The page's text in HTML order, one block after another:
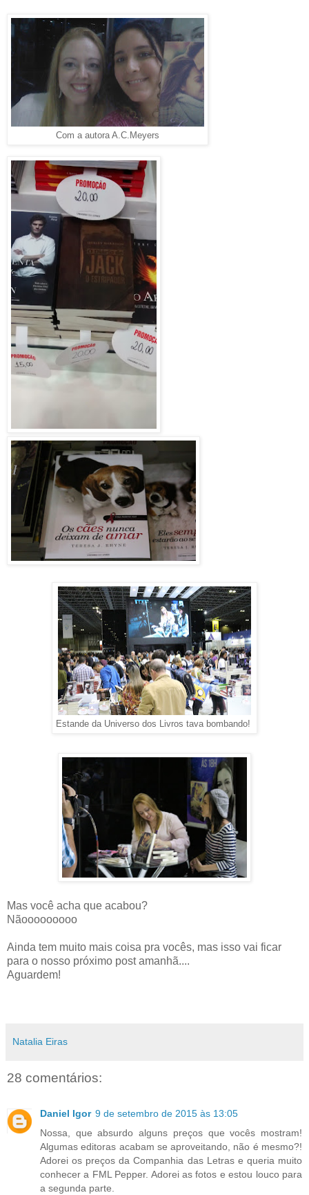
Com a autora A.C.Meyers
Estande da Universo dos Livros tava bombando!
Mas você acha que acabou?
Nãooooooooo
Ainda tem muito mais coisa pra vocês, mas isso vai ficar
para o nosso próximo post amanhã....
Aguardem!
Natalia Eiras
28 comentários:
Daniel Igor 9 de setembro de 2015 às 13:05
Nossa, que absurdo alguns preços que vocês mostram!
Algumas editoras acabam se aproveitando, não é mesmo?!
Adorei os preços da Companhia das Letras e queria muito
conhecer a FML Pepper. Adorei as fotos e estou louco para
a segunda parte.